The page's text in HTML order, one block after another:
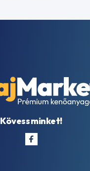
Kövess minket!